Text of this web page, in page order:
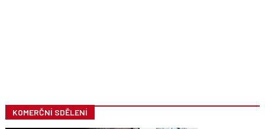
KOMERČNÍ SDĚLENÍ